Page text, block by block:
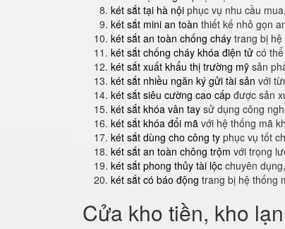
két sắt tại hà nội phục vụ nhu cầu
két sắt mini an toàn thiết kế nhỏ gọn
két sắt an toàn chống cháy trang bị
két sắt chống cháy khóa điện tử có
két sắt xuất khẩu thị trường mỹ sản
két sắt nhiều ngăn ký gửi tài sản với
két sắt siêu cường cao cấp được sản
két sắt khóa vân tay sử dụng công
két sắt khóa đổi mã với hệ thống mã
két sắt dùng cho công ty phục vụ tốt
két sắt an toàn chông trộm với trọng
két sắt phong thủy tài lộc chuyên
két sắt có báo động trang bị hệ thống
Cửa kho tiền, kho